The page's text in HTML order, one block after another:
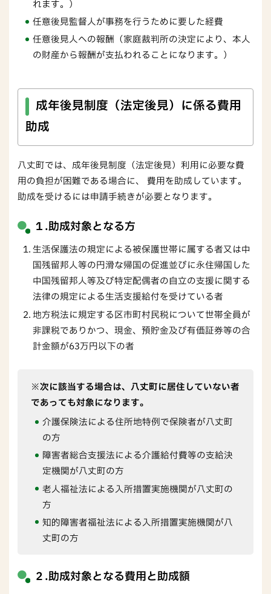
れます。）
任意後見監督人が事務を行うために要した経費
任意後見人への報酬（家庭裁判所の決定により、本人
の財産から報酬が支払われることになります。）
成年後見制度（法定後見）に係る費用
助成
八丈町では、成年後見制度（法定後見）利用に必要な費
用の負担が困難である場合に、 費用を助成しています。
助成を受けるには申請手続きが必要となります。
１.助成対象となる方
生活保護法の規定による被保護世帯に属する者又は中
国残留邦人等の円滑な帰国の促進並びに永住帰国した
中国残留邦人等及び特定配偶者の自立の支援に関する
法律の規定による生活支援給付を受けている者
地方税法に規定する区市町村民税について世帯全員が
非課税でありかつ、現金、預貯金及び有価証券等の合
計金額が63万円以下の者
※次に該当する場合は、八丈町に居住していない者
であっても対象になります。
介護保険法による住所地特例で保険者が八丈町
の方
障害者総合支援法による介護給付費等の支給決
定機関が八丈町の方
老人福祉法による入所措置実施機関が八丈町の
方
知的障害者福祉法による入所措置実施機関が八
丈町の方
２.助成対象となる費用と助成額